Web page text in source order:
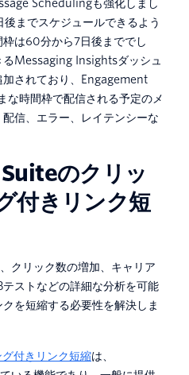
Schedulingも強化しまし
までスケジュールできるよう
は60分から7日後まででし
るMessaging Insightsダッシュ
加されており、Engagement
な時間枠で配信される予定のメ
信、エラー、レイテンシーな
のクリッ
付きリンク短
クリック数の増加、キャリア
ストなどの詳細な分析を可能
を短縮する必要性を解決しま
付きリンク短縮は、